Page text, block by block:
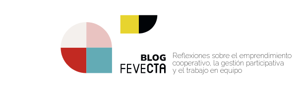
Reflexiones sobre el emprendimiento
cooperativo, la gestión participativa
y el trabajo en equipo